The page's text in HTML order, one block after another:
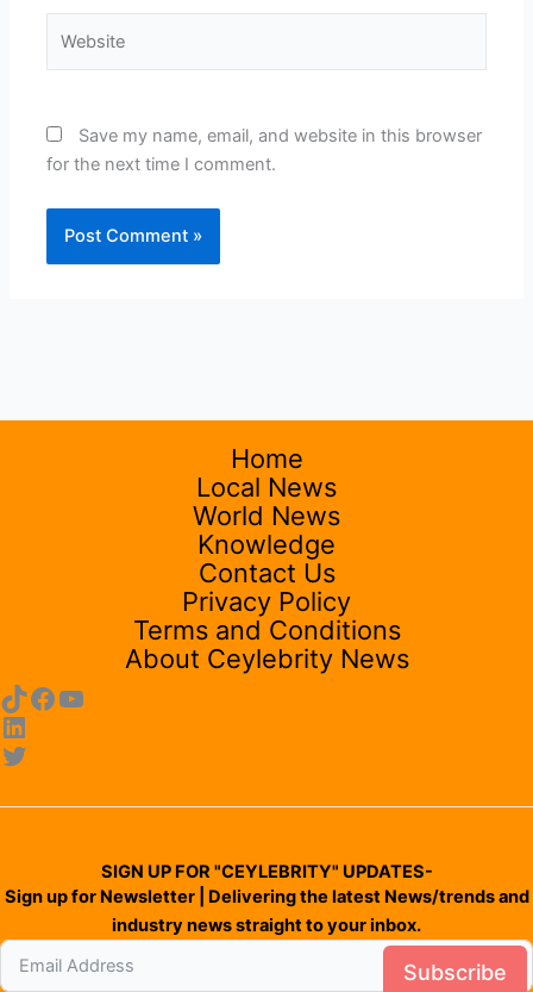
Save my name, email, and website in this browser
for the next time I comment.
Home
Local News
World News
Knowledge
Contact Us
Privacy Policy
Terms and Conditions
About Ceylebrity News
SIGN UP FOR "CEYLEBRITY" UPDATES-
Sign up for Newsletter | Delivering the latest News/trends and
industry news straight to your inbox.
Subscribe